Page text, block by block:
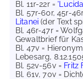
Bl. 11r-22r =
Bl. 57r-60r, 45r-
Litanei (der Text
Bl. 46r-47r =
Gewaltbrief für
Bl. 47v =
Lebesarg,
Bl. 52v-56v = Fritz
Bl. 61v, 70v =